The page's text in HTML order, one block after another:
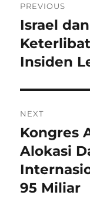
pos
PREVIOUS
Previous
post:
Israel
Insiden
NEXT
Next
post:
Kongres
Alokasi
95 Miliar